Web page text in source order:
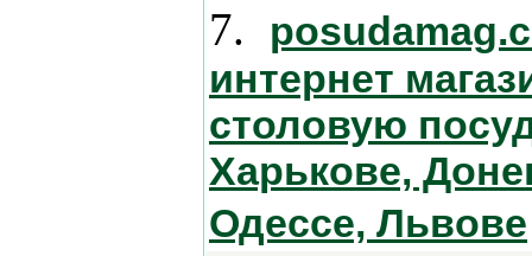
7.
интернет
столовую
Харькове,
Одессе, Львове